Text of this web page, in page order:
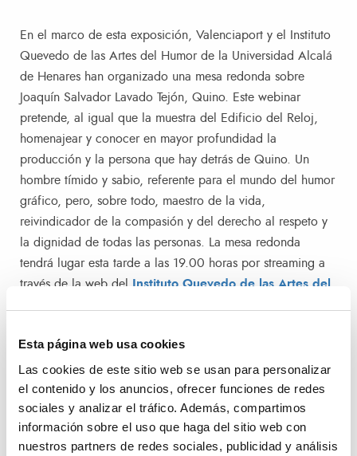
Esta página web usa cookies
Las cookies de este sitio web se usan para personalizar
el contenido y los anuncios, ofrecer funciones de redes
sociales y analizar el tráfico. Además, compartimos
información sobre el uso que haga del sitio web con
nuestros partners de redes sociales, publicidad y análisis
En el marco de esta exposición, Valenciaport y el Instituto
Quevedo de las Artes del Humor de la Universidad Alcalá
de Henares han organizado una mesa redonda sobre
Joaquín Salvador Lavado Tejón, Quino. Este webinar
pretende, al igual que la muestra del Edificio del Reloj,
homenajear y conocer en mayor profundidad la
producción y la persona que hay detrás de Quino. Un
hombre tímido y sabio, referente para el mundo del humor
gráfico, pero, sobre todo, maestro de la vida,
reivindicador de la compasión y del derecho al respeto y
la dignidad de todas las personas. La mesa redonda
tendrá lugar esta tarde a las 19.00 horas por streaming a
través de la web del Instituto Quevedo de las Artes del
área gráfica del IQH; Julieta Colombo Marrón,
representante de Quino para España y América; Adriana
Mosquera “Nani”, humorista gráfica; y Juan García,
secretario ejecutivo del IQH que moderará la sesión.
¿Qué ver en la exposición de Mafalda?